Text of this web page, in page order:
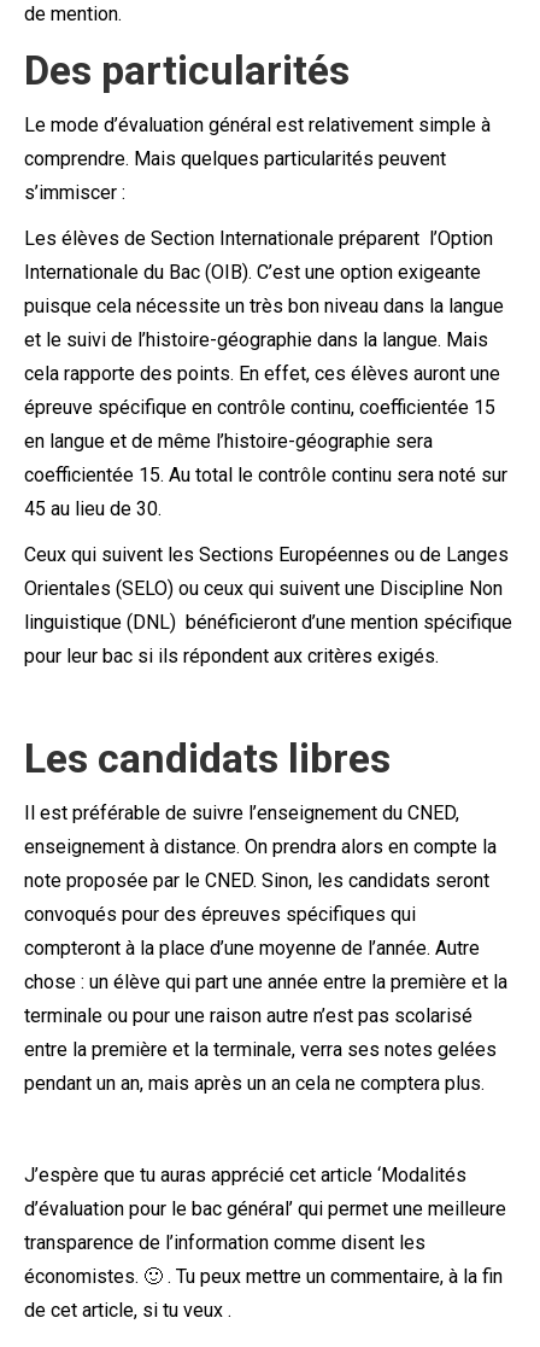
de mention.
Des particularités
Le mode d’évaluation général est relativement simple à
comprendre. Mais quelques particularités peuvent
s’immiscer :
Les élèves de Section Internationale préparent l’Option
Internationale du Bac (OIB). C’est une option exigeante
puisque cela nécessite un très bon niveau dans la langue
et le suivi de l’histoire-géographie dans la langue. Mais
cela rapporte des points. En effet, ces élèves auront une
épreuve spécifique en contrôle continu, coefficientée 15
en langue et de même l’histoire-géographie sera
coefficientée 15. Au total le contrôle continu sera noté sur
45 au lieu de 30.
Ceux qui suivent les Sections Européennes ou de Langes
Orientales (SELO) ou ceux qui suivent une Discipline Non
linguistique (DNL) bénéficieront d’une mention spécifique
pour leur bac si ils répondent aux critères exigés.
Les candidats libres
Il est préférable de suivre l’enseignement du CNED,
enseignement à distance. On prendra alors en compte la
note proposée par le CNED. Sinon, les candidats seront
convoqués pour des épreuves spécifiques qui
compteront à la place d’une moyenne de l’année. Autre
chose : un élève qui part une année entre la première et la
terminale ou pour une raison autre n’est pas scolarisé
entre la première et la terminale, verra ses notes gelées
pendant un an, mais après un an cela ne comptera plus.
J’espère que tu auras apprécié cet article ‘Modalités
d’évaluation pour le bac général’ qui permet une meilleure
transparence de l’information comme disent les
économistes. 🙂 . Tu peux mettre un commentaire, à la fin
de cet article, si tu veux .